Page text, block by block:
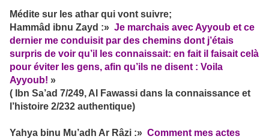
Médite sur les athar qui vont suivre;
Hammâd ibnu Zayd :» Je marchais avec Ayyoub et ce
dernier me conduisit par des chemins dont j’étais
surpris de voir qu’il les connaissait: en fait il faisait celà
pour éviter les gens, afin qu’ils ne disent : Voila
Ayyoub! »
( Ibn Sa’ad 7/249, Al Fawassi dans la connaissance et
l’histoire 2/232 authentique)
Yahya binu Mu’adh Ar Râzi :» Comment mes actes